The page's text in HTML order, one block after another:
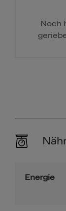
Noch
Energie